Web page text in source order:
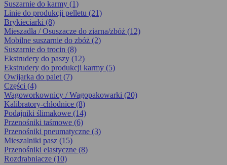
Suszarnie do karmy (1)
Linie do produkcji pelletu (21)
Brykieciarki (8)
Mieszadła / Osuszacze do ziarna/zbóż (12)
Mobilne suszarnie do zbóż (2)
Suszarnie do trocin (8)
Ekstrudery do paszy (12)
Ekstrudery do produkcji karmy (5)
Owijarka do palet (7)
Części (4)
Wagoworkownicy / Wagopakowarki (20)
Kalibratory-chłodnice (8)
Podajniki ślimakowe (14)
Przenośniki taśmowe (6)
Przenośniki pneumatyczne (3)
Mieszalniki pasz (15)
Przenośniki elastyczne (8)
Rozdrabniacze (10)